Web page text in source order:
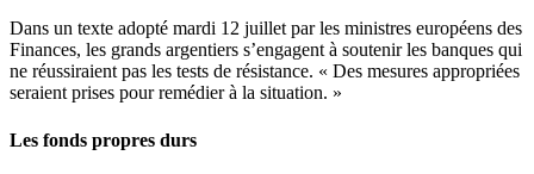
Dans un texte adopté mardi 12 juillet par les ministres européens des
Finances, les grands argentiers s’engagent à soutenir les banques qui
ne réussiraient pas les tests de résistance. « Des mesures appropriées
seraient prises pour remédier à la situation. »
Les fonds propres durs